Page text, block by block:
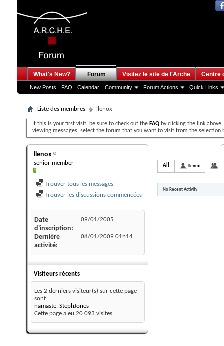
What's New? Forum
New Posts FAQ Calendar Community Forum Actions Quick Links
Visitez le site de l'Arche Centre
Liste des membres llenox
If this is your first visit, be sure to check out the FAQ by clicking the link
viewing messages, select the forum that you want to visit from the selection
llenox
senior member
Trouver tous les messages
Trouver les discussions commencées
Date
d'inscription
09/01/2005
Dernière
activité
08/01/2009 01h14
Visiteurs récents
Les 2 derniers visiteur(s) sur cette page
sont :
namaste, StephJones
Cette page a eu 20 093 visites
All llenox
No Recent Activity